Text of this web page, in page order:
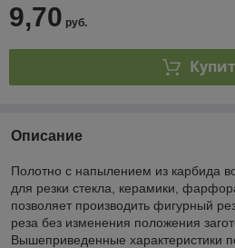
9,70 руб.
Описание
Полотно с напылением из карбида
для резки стекла, керамики,
позволяет производить фигурный
реза без изменения положения
Вышеприведенные характеристики